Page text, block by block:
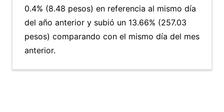
0.4% (8.48 pesos) en referencia al mismo día
del año anterior y subió un 13.66% (257.03
pesos) comparando con el mismo día del mes
anterior.